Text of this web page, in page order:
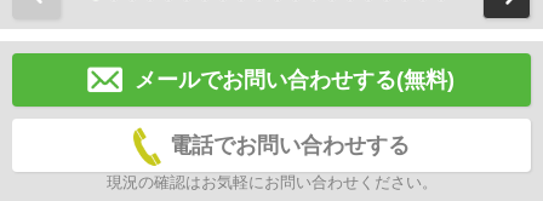
メールでお問い合わせする(無料)
電話でお問い合わせする
現況の確認はお気軽にお問い合わせください。